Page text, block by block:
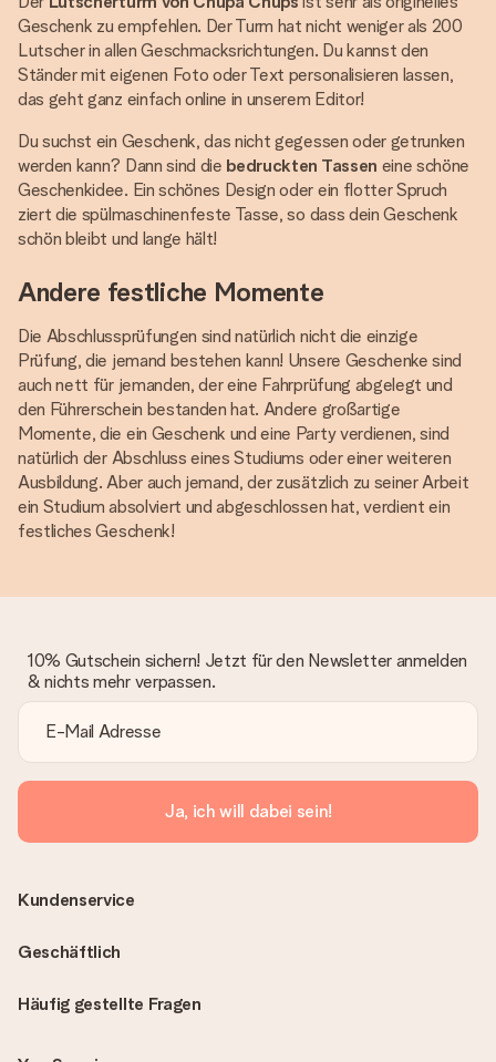
Geschenk zu empfehlen. Der Turm hat nicht weniger als 200
Lutscher in allen Geschmacksrichtungen. Du kannst den
Ständer mit eigenen Foto oder Text personalisieren lassen,
das geht ganz einfach online in unserem Editor!
Du suchst ein Geschenk, das nicht gegessen oder getrunken
werden kann? Dann sind die bedruckten Tassen eine schöne
Geschenkidee. Ein schönes Design oder ein flotter Spruch
ziert die spülmaschinenfeste Tasse, so dass dein Geschenk
schön bleibt und lange hält!
Andere festliche Momente
Die Abschlussprüfungen sind natürlich nicht die einzige
Prüfung, die jemand bestehen kann! Unsere Geschenke sind
auch nett für jemanden, der eine Fahrprüfung abgelegt und
den Führerschein bestanden hat. Andere großartige
Momente, die ein Geschenk und eine Party verdienen, sind
natürlich der Abschluss eines Studiums oder einer weiteren
Ausbildung. Aber auch jemand, der zusätzlich zu seiner Arbeit
ein Studium absolviert und abgeschlossen hat, verdient ein
festliches Geschenk!
10% Gutschein sichern! Jetzt für den Newsletter anmelden
& nichts mehr verpassen.
Ja, ich will dabei sein!
Häufig gestellte Fragen
Kundenservice
Geschäftlich